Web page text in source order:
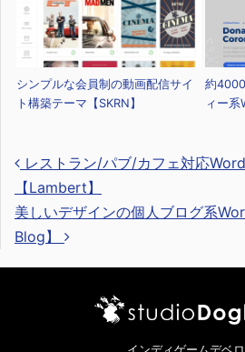
シンプルな会員制の動画配信サイ
ト構築テーマ【SKRN】
約
ィー系
投稿ナビゲーシ
レストラン/パブ/カフェ対応
【Lambert】
美しいデザインの個人ブログ系
Blog】
インディゲームデベ